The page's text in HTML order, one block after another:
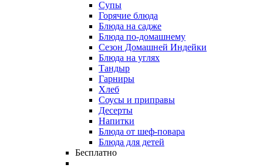
Супы
Горячие блюда
Блюда на садже
Блюда по-домашнему
Сезон Домашней Индейки
Блюда на углях
Тандыр
Гарниры
Хлеб
Соусы и приправы
Десерты
Напитки
Блюда от шеф-повара
Блюда для детей
Бесплатно